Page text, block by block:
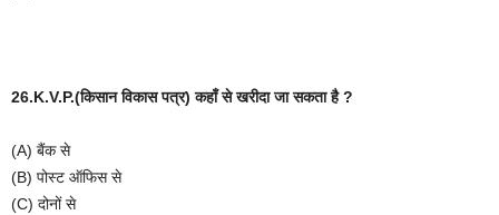
26.K.V.P.(किसान विकास पत्र)कहाँ से खरीदा जा सकता है ?
(A) बैंक से
(B) पोस्ट ऑफिस से
(C) दोनों से